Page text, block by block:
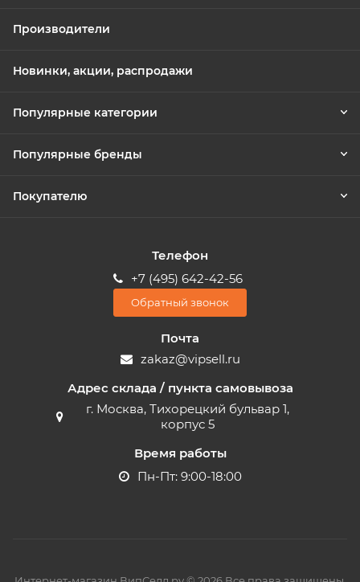
Производители
Новинки, акции, распродажи
Популярные категории
Популярные бренды
Покупателю
Телефон
+7 (495) 642-42-56
Обратный звонок
Почта
zakaz@vipsell.ru
Адрес склада / пункта самовывоза
г. Москва, Тихорецкий бульвар 1,
корпус 5
Время работы
Пн-Пт: 9:00-18:00